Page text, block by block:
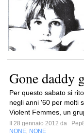
Gone daddy
Per questo sabato si
negli anni '60 per molti
Violent Femmes, un
Il 28 gennaio 2012 da
NONE NONE